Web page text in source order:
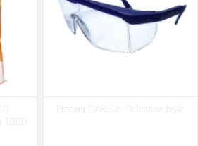
doplňky žlutá
1000
Procera CARLOS Ochranné brýle